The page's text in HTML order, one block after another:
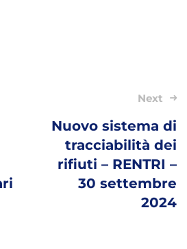
Next
Nuovo sistema di
tracciabilità dei
rifiuti – RENTRI –
30 settembre
2024